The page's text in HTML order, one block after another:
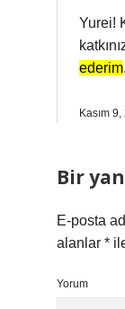
Yurei!
ederim.
Kasım
Bir
E-posta
alanlar *
Yorum